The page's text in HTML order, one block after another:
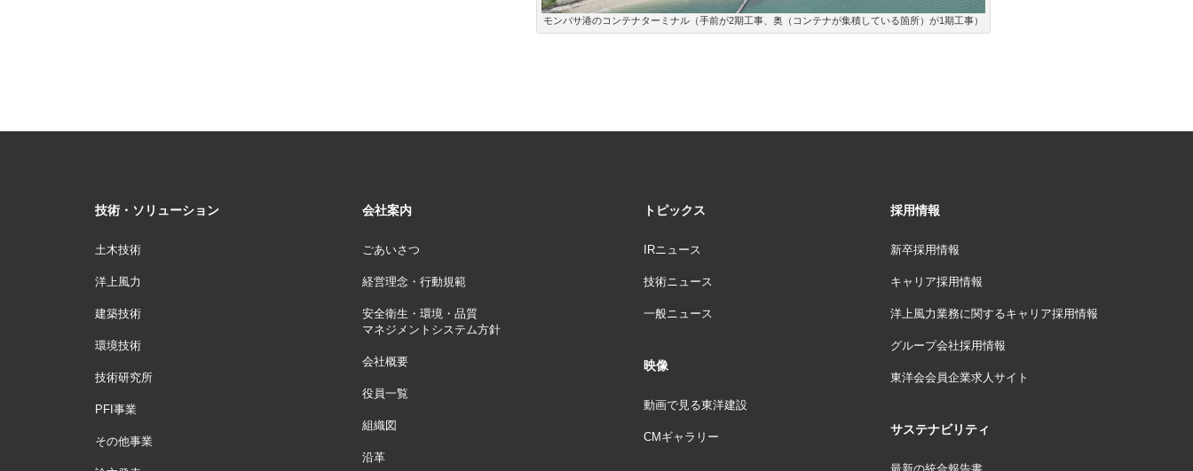
モンバサ港のコンテナターミナル（手前が2期工事、奥（コンテナが集積している箇所）が1期工事）
技術・ソリューション
土木技術
洋上風力
建築技術
環境技術
技術研究所
PFI事業
その他事業
会社案内
ごあいさつ
経営理念・行動規範
安全衛生・環境・品質
マネジメントシステム方針
会社概要
役員一覧
組織図
沿革
トピックス
IRニュース
技術ニュース
一般ニュース
映像
動画で見る東洋建設
CMギャラリー
採用情報
新卒採用情報
キャリア採用情報
洋上風力業務に関するキャリア採用情報
グループ会社採用情報
東洋会会員企業求人サイト
サステナビリティ